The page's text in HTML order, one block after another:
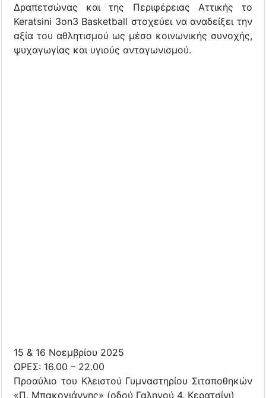
Δραπετσώνας και της Περιφέρειας Αττικής το
Keratsini 3on3 Basketball στοχεύει να αναδείξει την
αξία του αθλητισμού ως μέσο κοινωνικής συνοχής,
ψυχαγωγίας και υγιούς ανταγωνισμού.
15 & 16 Νοεμβρίου 2025
ΩΡΕΣ: 16.00 – 22.00
Προαύλιο του Κλειστού Γυμναστηρίου Σιταποθηκών
«Π. Μπακογιάννης» (οδού Γαληνού 4, Κερατσίνι)